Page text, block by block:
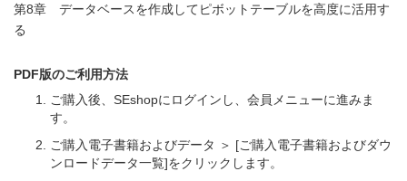
第8章 データベースを作成してピボットテーブルを高度に活用す
る
PDF版のご利用方法
ご購入後、SEshopにログインし、会員メニューに進みま
す。
ご購入電子書籍およびデータ ＞ [ご購入電子書籍およびダウ
ンロードデータ一覧]をクリックします。